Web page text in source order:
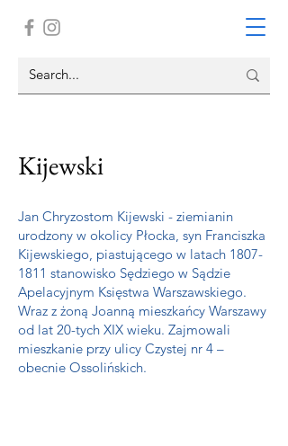
Kijewski
Jan Chryzostom Kijewski - ziemianin
urodzony w okolicy Płocka, syn Franciszka
Kijewskiego, piastującego w latach 1807-
1811 stanowisko Sędziego w Sądzie
Apelacyjnym Księstwa Warszawskiego.
Wraz z żoną Joanną mieszkańcy Warszawy
od lat 20-tych XIX wieku. Zajmowali
mieszkanie przy ulicy Czystej nr 4 –
obecnie Ossolińskich.